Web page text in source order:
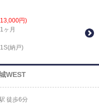
円)
ヶ月
納戸)
WEST
徒歩6分